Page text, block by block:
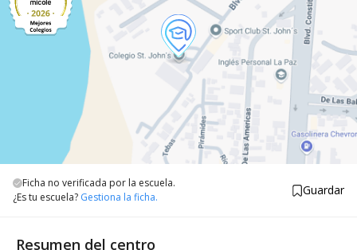
Ficha no verificada por la escuela.
¿Es tu escuela? Gestiona la ficha. Guardar
Resumen del centro